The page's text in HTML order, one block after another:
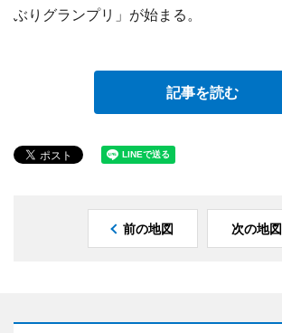
ぶりグランプリ」が始まる。
記事を読む
前の地図 次の地図